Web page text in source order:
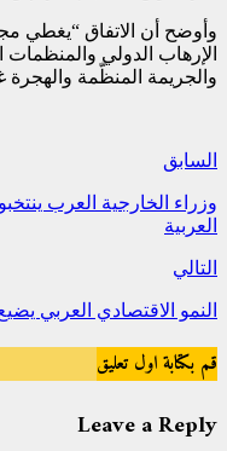
وأوضح أن الاتفاق “يغطي
الإرهاب الدولي والمنظمات
والجريمة المنظّمة والهجرة
السابق
وزراء الخارجية العرب
العربية
التالي
النمو الاقتصادي العربي
قم بكتابة اول تعليق
Leave a Reply